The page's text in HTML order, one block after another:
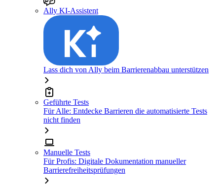
Ally KI-Assistent
Lass dich von Ally beim Barrierenabbau unterstützen
Geführte Tests
Für Alle: Entdecke Barrieren die automatisierte Tests
nicht finden
Manuelle Tests
Für Profis: Digitale Dokumentation manueller
Barrierefreiheitsprüfungen